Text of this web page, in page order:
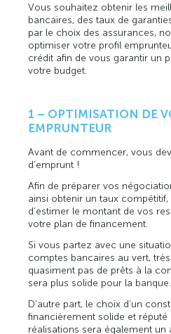
Vous souhaitez obtenir les
bancaires, des taux de
par le choix des assurances,
optimiser votre profil
crédit afin de vous garantir un
votre budget.
1 – OPTIMISATION DE
EMPRUNTEUR
Avant de commencer, vous
d’emprunt !
Afin de préparer vos
ainsi obtenir un taux
d’estimer le montant de vos
votre plan de financement.
Si vous partez avec une
comptes bancaires au vert,
quasiment pas de prêts à la
sera plus solide pour la banque.
D’autre part, le choix d’un
financièrement solide et réputé
réalisations sera également un